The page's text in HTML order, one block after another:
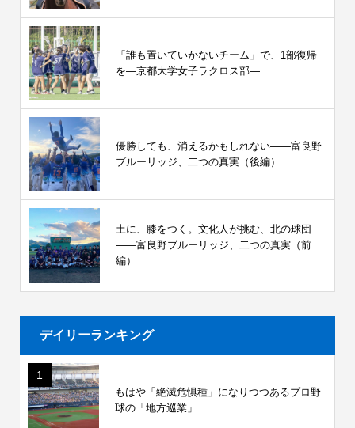
「誰も置いていかないチーム」で、1部復帰
を―京都大学女子ラクロス部―
優勝しても、消えるかもしれない――富良野
ブルーリッジ、二つの真実（後編）
土に、膝をつく。文化人が挑む、北の球団
――富良野ブルーリッジ、二つの真実（前
編）
デイリーランキング
1
もはや「絶滅危惧種」になりつつあるプロ野
球の「地方巡業」